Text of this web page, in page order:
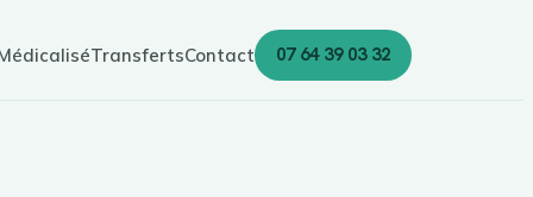
TransfertsContact 07 64 39 03 32